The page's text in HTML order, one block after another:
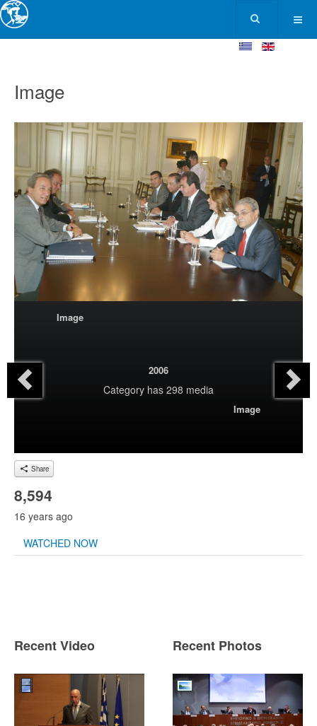
Image
Image
2006
Category has 298 media
Image
Share
8,594
16 years ago
WATCHED NOW
Recent Video Recent Photos